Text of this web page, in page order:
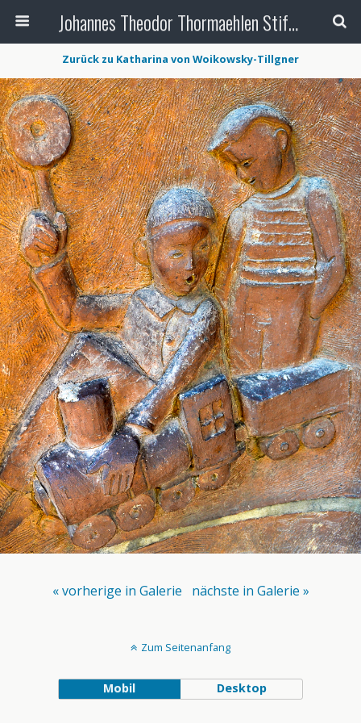
Johannes Theodor Thormaehlen Stiftung
Zurück zu Katharina von Woikowsky-Tillgner
« vorherige in Galerie nächste in Galerie »
Zum Seitenanfang
Mobil Desktop